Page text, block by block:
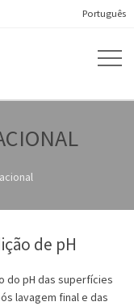
Português
de pH
do pH das superfícies
lavagem final e das